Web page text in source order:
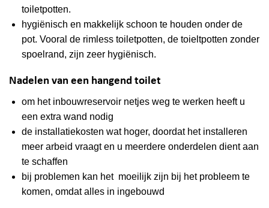
toiletpotten.
hygiënisch en makkelijk schoon te houden onder de
pot. Vooral de rimless toiletpotten, de toieltpotten zonder
spoelrand, zijn zeer hygiënisch.
Nadelen van een hangend toilet
om het inbouwreservoir netjes weg te werken heeft u
een extra wand nodig
de installatiekosten wat hoger, doordat het installeren
meer arbeid vraagt en u meerdere onderdelen dient aan
te schaffen
bij problemen kan het moeilijk zijn bij het probleem te
komen, omdat alles in ingebouwd